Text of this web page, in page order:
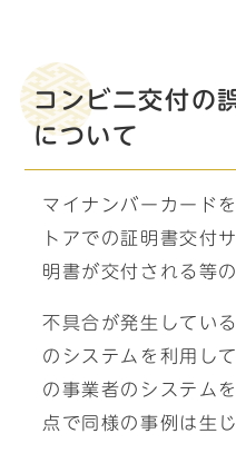
コンビニ交付の
について
マイナンバーカード
トアでの証明書交付
明書が交付される等
不具合が発生してい
のシステムを利用し
の事業者のシステム
点で同様の事例は生